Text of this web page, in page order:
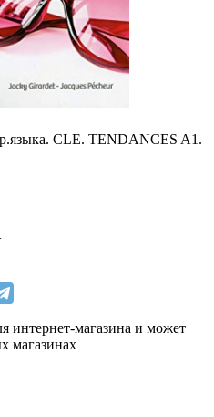
CLE. TENDANCES A1.
интернет-магазина и может
магазинах